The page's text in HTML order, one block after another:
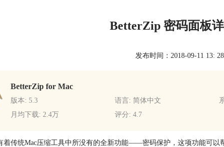
BetterZip 密码面板
发布时间：2018-09-11 13:
BetterZip for Mac
版本: 5.3 语言: 简体中文
月均下载: 2.4万
评分: 4.7
着传统Mac压缩工具中所没有的全新功能——密码保护，这项功能可以